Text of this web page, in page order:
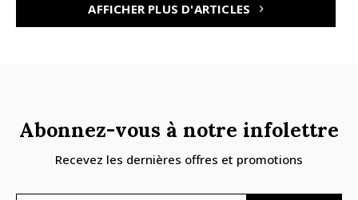
AFFICHER PLUS D'ARTICLES
Abonnez-vous à notre infolettre
Recevez les dernières offres et promotions